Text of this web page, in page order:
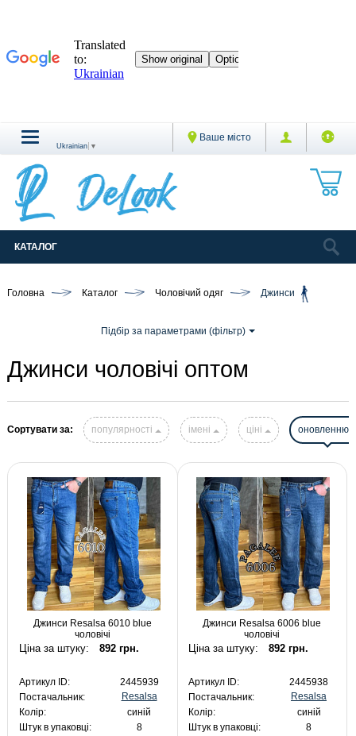
Ваше місто
Ukrainian ▼
КАТАЛОГ
Головна Каталог Чоловічий одяг Джинси
Підбір за параметрами (фільтр)
Джинси чоловічі оптом
Сортувати за: популярності імені ціні оновленню
Джинси Resalsa 6010 blue
чоловічі
Ціна за штуку: 892 грн.
Артикул ID:
2445939
Постачальник:
Resalsa
Колір:
синій
Штук в упаковці:
8
Джинси Resalsa 6006 blue
чоловічі
Ціна за штуку: 892 грн.
Артикул ID:
2445938
Постачальник:
Resalsa
Колір:
синій
Штук в упаковці:
8